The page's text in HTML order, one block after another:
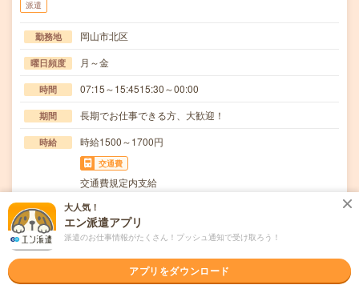
派遣
勤務地 岡山市北区
曜日頻度 月～金
時間 07:15～15:4515:30～00:00
期間 長期でお仕事できる方、大歓迎！
時給 時給1500～1700円
交通費
交通費規定内支給
仕事内容
インクトナーの製造。機械加工オペレーター。材料(粉)の
計量、投入。2交替→粉砕担当。機械で大まかに計…
応募資格
◆未経験OK！〇まずは事前登録だけでもOK！履歴書不要
で気軽にオンライン登録★氏名・職種などを入力す…
大人気！
エン派遣アプリ
派遣のお仕事情報がたくさん！プッシュ通知で受け取ろう！
アプリをダウンロード